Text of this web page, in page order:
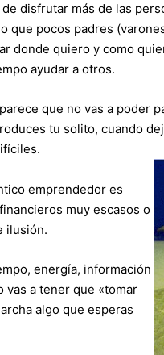
disfrutar más de las
que pocos padres
donde quiero y como
ayudar a otros.
que no vas a poder
tu solito, cuando
emprendedor es
muy escasos o
ilusión.
energía, información
vas a tener que «tomar
algo que esperas